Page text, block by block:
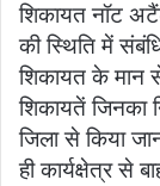
शिकायत नॉट
की स्थिति में
शिकायत के मान
शिकायतें जिनका
जिला से किया
ही कार्यक्षेत्र से